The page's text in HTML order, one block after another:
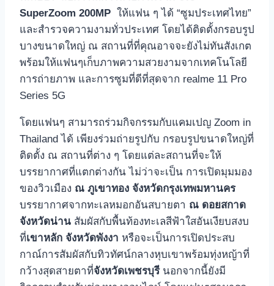
SuperZoom 200MP ให้แฟน ๆ ได้ “ซูมประเทศไทย”
และสำรวจความงามทั่วประเทศ โดยได้ติดตั้งกรอบรูป
บางขนาดใหญ่ ณ สถานที่ที่คุณอาจจะยังไม่ทันสังเกต
พร้อมให้แฟนๆเก็บภาพความสวยงามจากเทคโนโลยี
การถ่ายภาพ และการซูมที่ดีที่สุดจาก realme 11 Pro
Series 5G
โดยแฟนๆ สามารถร่วมกิจกรรมกับแคมเปญ Zoom in
Thailand ได้ เพียงร่วมถ่ายรูปกับ กรอบรูปขนาดใหญ่ที่
ติดตั้ง ณ สถานที่ต่าง ๆ โดยแต่ละสถานที่จะให้
บรรยากาศที่แตกต่างกัน ไม่ว่าจะเป็น การเปิดมุมมอง
ของวิวเมือง ณ ภูเขาทอง จังหวัดกรุงเทพมหานคร
บรรยากาศจากทะเลหมอกอันสบายตา ณ ดอยสกาด
จังหวัดน่าน สัมผัสกับพื้นท้องทะเลสีฟ้าใสอันเงียบสงบ
ที่เขาหลัก จังหวัดพังงา หรือจะเป็นการเปิดประสบ
กาณ์การสัมผัสกับทิวทัศน์กลางหุบเขาพร้อมทุ่งหญ้าที่
กว้างสุดสายตาที่จังหวัดเพชรบุรีนอกจากนี้ยังมี